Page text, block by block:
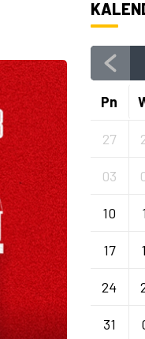
Pn
27
03
10
17
24
31